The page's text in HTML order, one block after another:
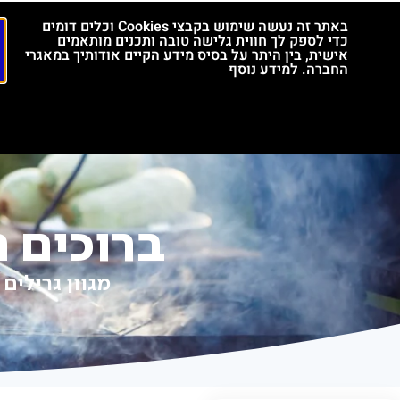
יצירת קשר דף הבית אודות המוצרים שלנו
יצירת קשר
דף הבית אודות המוצרים שלנו קטלוג
מגוון
באתר זה נעשה שימוש בקבצי Cookies וכלים דומים
כדי לספק לך חווית גלישה טובה ותכנים מותאמים
אישית, בין היתר על בסיס מידע הקיים אודותיך במאגרי
החברה. למידע נוסף